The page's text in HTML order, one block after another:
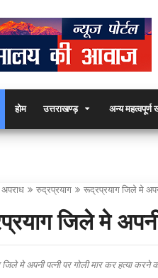
होम उत्तराखण्ड़ अन्य महत्वपूर्ण
अपराध रुद्रप्रयाग रूद्रप्रयाग जिले मे
जिले मे
मे अपनी पत्नी पर गोली मार कर हत्या करने